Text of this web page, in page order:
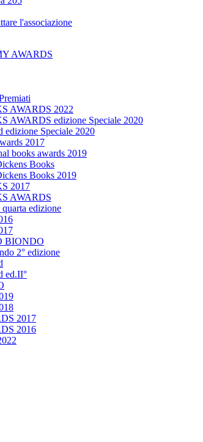
l'associazione
AWARDS
AWARDS 2022
AWARDS edizione Speciale 2020
edizione Speciale 2020
2017
books awards 2019
Books
Books 2019
2017
AWARDS
edizione
BIONDO
2° edizione
ed.II°
2017
2016